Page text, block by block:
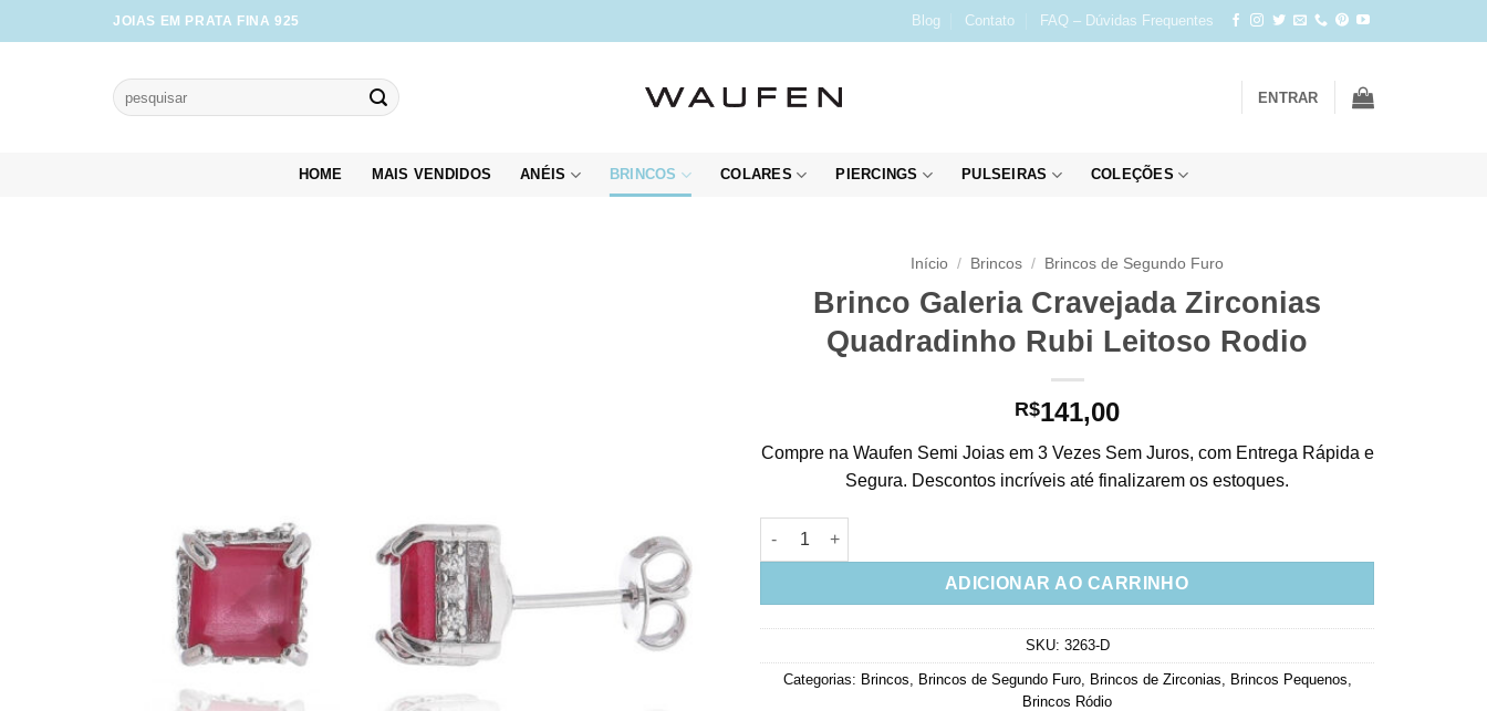
to
JOIAS EM PRATA FINA 925 Blog Contato FAQ – Dúvidas Frequentes
Pesquisar
por:
ENTRAR
HOME MAIS VENDIDOS ANÉIS BRINCOS COLARES PIERCINGS PULSEIRAS COLEÇÕES
Início / Brincos / Brincos de Segundo Furo
Brinco Galeria Cravejada Zirconias
Quadradinho Rubi Leitoso Rodio
R$141,00
Compre na Waufen Semi Joias em 3 Vezes Sem Juros, com Entrega Rápida e
Segura. Descontos incríveis até finalizarem os estoques.
Brinco Galeria Cravejada Zirconias Quadradinho Rubi Leitoso Rodio quantidade
ADICIONAR AO CARRINHO
SKU: 3263-D
Categorias: Brincos Brincos de Segundo Furo, Brincos de Zirconias Brincos Pequenos
Brincos Ródio